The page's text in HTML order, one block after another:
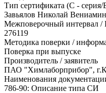
Тип сертификата (C - серия/
Завьялов Николай
Межповерочный интервал /
276119
Методика поверки /
Поверка при выпуске
Производитель / заявитель
ПАО "Химлаборприбор",
Наименования
786-90: Описание типа СИ